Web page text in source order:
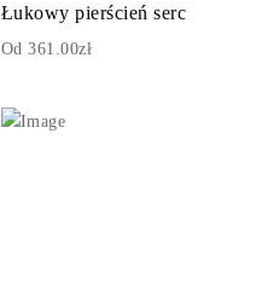
Łukowy pierścień serc
Od 361.00zł